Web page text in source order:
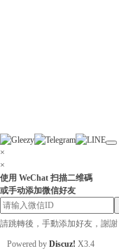
小
×
×
使用 WeChat 扫描二维碼
或手动添加微信好友
請跳轉後，手動添加好友，謝謝
Powered by Discuz! X3.4